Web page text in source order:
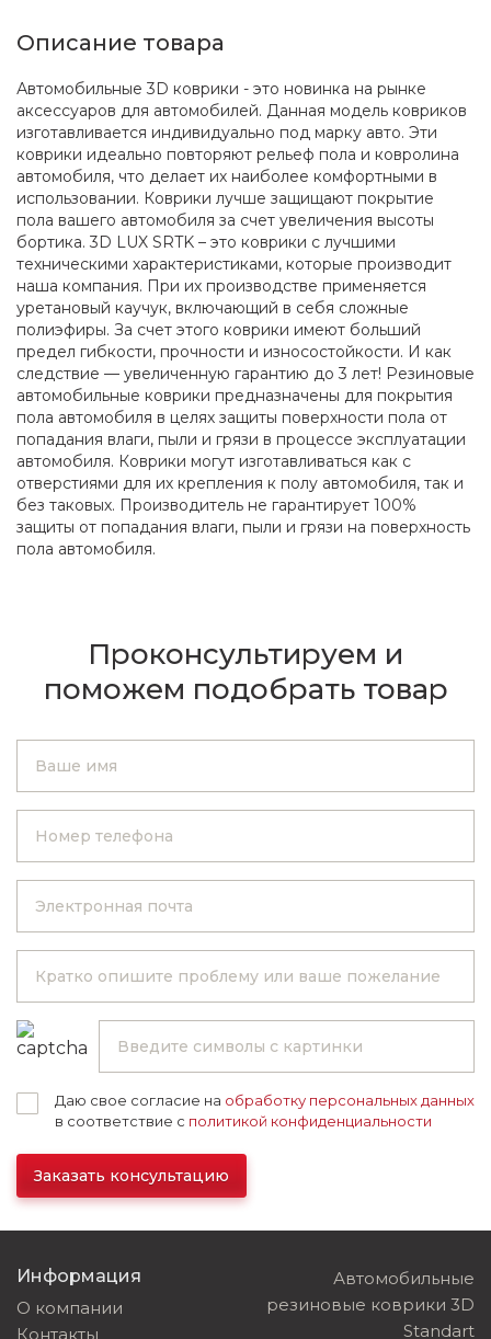
Описание товара
Автомобильные 3D коврики - это новинка на рынке
аксессуаров для автомобилей. Данная модель ковриков
изготавливается индивидуально под марку авто. Эти
коврики идеально повторяют рельеф пола и ковролина
автомобиля, что делает их наиболее комфортными в
использовании. Коврики лучше защищают покрытие
пола вашего автомобиля за счет увеличения высоты
бортика. 3D LUX SRTK – это коврики с лучшими
техническими характеристиками, которые производит
наша компания. При их производстве применяется
уретановый каучук, включающий в себя сложные
полиэфиры. За счет этого коврики имеют больший
предел гибкости, прочности и износостойкости. И как
следствие — увеличенную гарантию до 3 лет! Резиновые
автомобильные коврики предназначены для покрытия
пола автомобиля в целях защиты поверхности пола от
попадания влаги, пыли и грязи в процессе эксплуатации
автомобиля. Коврики могут изготавливаться как с
отверстиями для их крепления к полу автомобиля, так и
без таковых. Производитель не гарантирует 100%
защиты от попадания влаги, пыли и грязи на поверхность
пола автомобиля.
Проконсультируем и
поможем подобрать товар
Даю свое согласие на обработку персональных данных
в соответствие с политикой конфиденциальности
Заказать консультацию
Информация
О компании
Контакты
Автомобильные
резиновые коврики 3D
Standart